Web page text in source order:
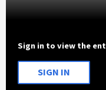
Sign in to view the
SIGN IN